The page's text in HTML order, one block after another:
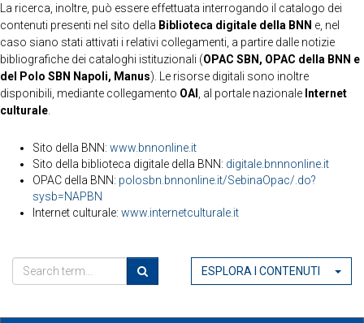
La ricerca, inoltre, può essere effettuata interrogando il catalogo dei
contenuti presenti nel sito della Biblioteca digitale della BNN e, nel
caso siano stati attivati i relativi collegamenti, a partire dalle notizie
bibliografiche dei cataloghi istituzionali (OPAC SBN, OPAC della BNN e
del Polo SBN Napoli, Manus). Le risorse digitali sono inoltre
disponibili, mediante collegamento OAI , al portale nazionale Internet
culturale
Sito della BNN: www.bnnonline.it
Sito della biblioteca digitale della BNN: digitale.bnnnonline.it
OPAC della BNN: polosbn.bnnonline.it/SebinaOpac/.do?
sysb=NAPBN
Internet culturale: www.internetculturale.it
ESPLORA I CONTENUTI